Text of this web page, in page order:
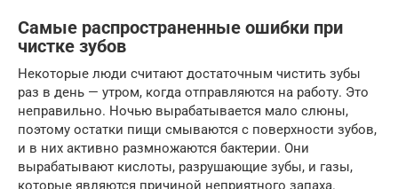
Самые распространенные ошибки при
чистке зубов
Некоторые люди считают достаточным чистить зубы
раз в день — утром, когда отправляются на работу. Это
неправильно. Ночью вырабатывается мало слюны,
поэтому остатки пищи смываются с поверхности зубов,
и в них активно размножаются бактерии. Они
вырабатывают кислоты, разрушающие зубы, и газы,
которые являются причиной неприятного запаха.